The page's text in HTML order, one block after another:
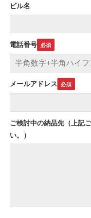
ビル名
電話番号
メールアドレス
ご検討中の納品先（上記
い。）